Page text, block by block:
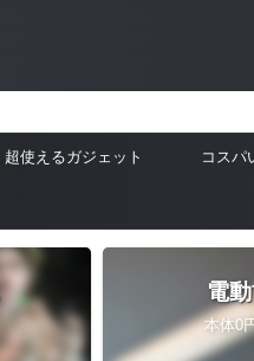
超使えるガジェット コスパ
電
本体0